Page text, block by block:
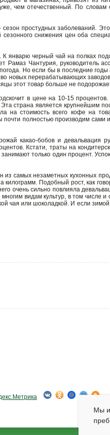
чем отечественный. По словам
простудных заболеваний.
снижения цен оба
январю черный чай на полках
Рамаз Чантурия, руководитель
Но если бы в последние
новых перерабатывающих
этот товар больше не
в цене на 10-15
страна является крупнейшим
на стоимость всего кофе на
полностью производим сами
какао-бобов и
Кстати, траты на
только один процент.
самых незаметных кухонных
килограмм. Подобный рост, как
очень сильно повлияла
видам культур, в том числе
чая или шоколадкой. И если
Мы